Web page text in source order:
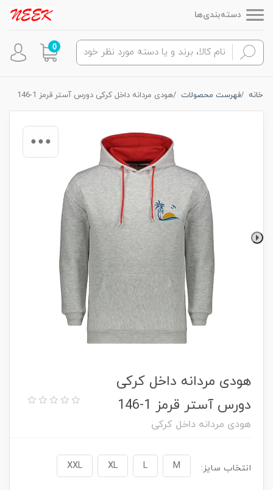
دسته‌بندی‌ها
0
خانه فهرست محصولات هودی مردانه داخل کرکی دورس آستر قرمز 1-146
هودی مردانه داخل کرکی
دورس آستر قرمز 1-146
هودی مردانه داخل کرکی
انتخاب سایز: M
L
XL
XXL